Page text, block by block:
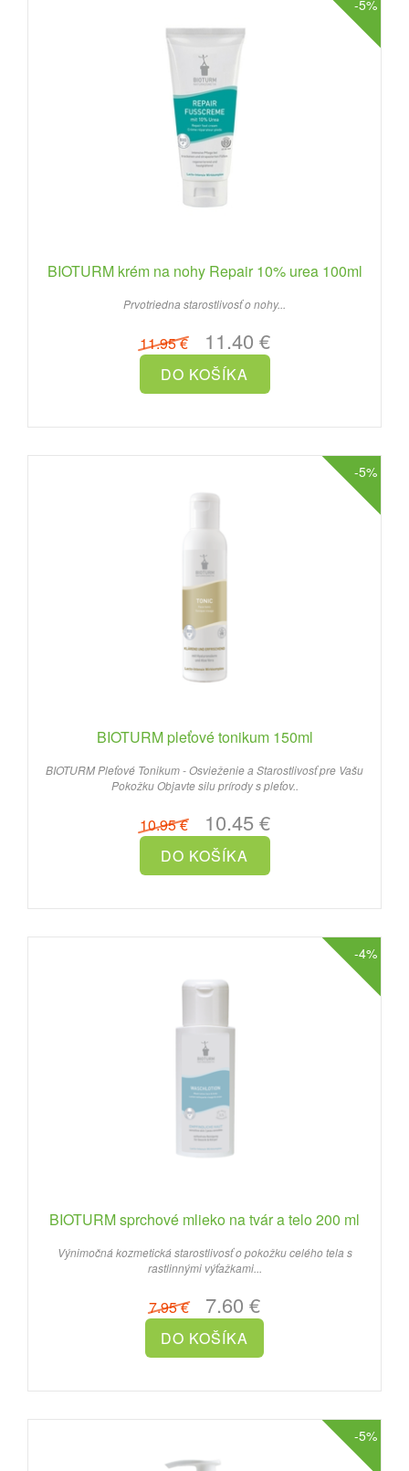
-5%
BIOTURM krém na nohy Repair 10% urea 100ml
Prvotriedna starostlivosť o nohy...
11.95 €11.40 €
-5%
BIOTURM pleťové tonikum 150ml
BIOTURM Pleťové Tonikum - Osvieženie a Starostlivosť pre Vašu
Pokožku Objavte silu prírody s pleťov..
10.95 €10.45 €
-4%
BIOTURM sprchové mlieko na tvár a telo 200 ml
Výnimočná kozmetická starostlivosť o pokožku celého tela s
rastlinnými výťažkami...
7.95 €7.60 €
-5%